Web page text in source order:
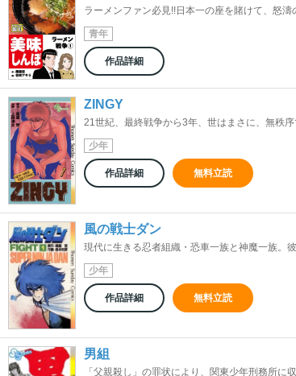
ラーメンファン必見!!日本一の座を賭けて、怒
青年
作品詳細
ZINGY
21世紀、最終戦争から3年、世はまさに、無秩
少年
作品詳細 無料立読
風の戦士ダン
現代に生きる忍者組織・恐車一族と神魔一族。
少年
作品詳細 無料立読
男組
「父親殺し」の罪状により、関東少年刑務所に